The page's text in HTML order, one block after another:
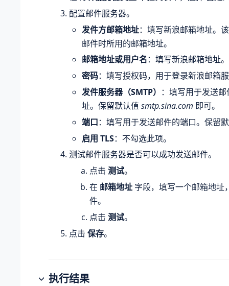
配置邮件服务器。
发件方邮箱地址：填写新浪邮箱地址。
邮件时所用的邮箱地址。
邮箱地址或用户名：填写新浪邮箱地址。
密码：填写授权码，用于登录新浪邮箱
发件服务器（SMTP） ：填写用于发送
址。保留默认值 smtp.sina.com 即可。
端口：填写用于发送邮件的端口。保留
启用 TLS：不勾选此项。
测试邮件服务器是否可以成功发送邮件。
点击 测试。
在 邮箱地址 字段，填写一个邮箱地址
件。
点击 测试。
点击 保存。
执行结果